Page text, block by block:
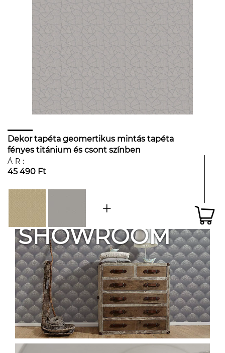
Dekor tapéta geomertikus mintás tapéta
fényes titánium és csont színben
ÁR:
45 490 Ft
SHOWROOM